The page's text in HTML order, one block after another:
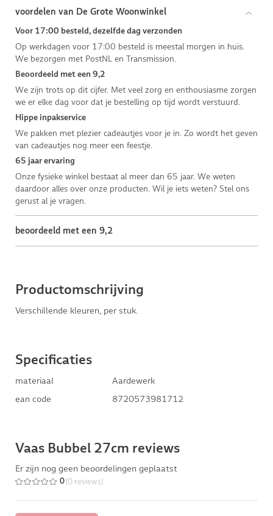
voordelen van De Grote Woonwinkel
Voor 17:00 besteld, dezelfde dag verzonden
Op werkdagen voor 17:00 besteld is meestal morgen in huis.
We bezorgen met PostNL en Transmission.
Beoordeeld met een 9,2
We zijn trots op dit cijfer. Met veel zorg en enthousiasme zorgen
we er elke dag voor dat je bestelling op tijd wordt verstuurd.
Hippe inpakservice
We pakken met plezier cadeautjes voor je in. Zo wordt het geven
van cadeautjes nog meer een feestje.
65 jaar ervaring
Onze fysieke winkel bestaat al meer dan 65 jaar. We weten
daardoor alles over onze producten. Wil je iets weten? Stel ons
gerust al je vragen.
beoordeeld met een 9,2
Productomschrijving
Verschillende kleuren, per stuk.
Specificaties
materiaal
Aardewerk
ean code
8720573981712
Vaas Bubbel 27cm reviews
Er zijn nog geen beoordelingen geplaatst
0 (0 reviews)